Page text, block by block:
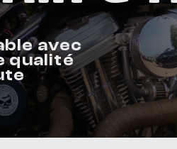
VIDÉO ET FIXATIONS
VISSERIE
avec
qualité